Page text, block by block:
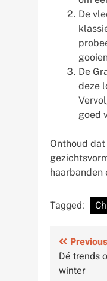
De
De
deze
goed
Onthoud
haarbanden
Tagged:
Bericht
Dé trends
winter